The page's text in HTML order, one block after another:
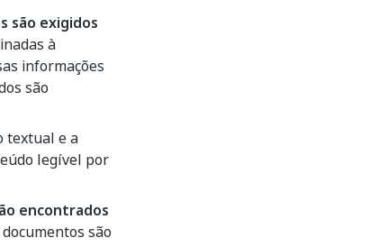
são exigidos
à
informações
são
textual e a
legível por
encontrados
são